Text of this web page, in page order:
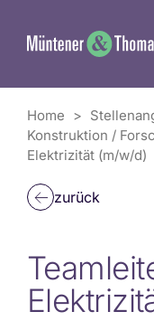
springen
Home >
Konstruktion /
Elektrizität (m/w/d)
zurück